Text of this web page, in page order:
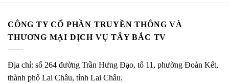
CÔNG TY CỔ PHẦN TRUYỀN THÔNG VÀ
THƯƠNG MẠI DỊCH VỤ TÂY BẮC TV
Địa chỉ: số 264 đường Trần Hưng Đạo, tổ 11, phường Đoàn Kết,
thành phố Lai Châu, tỉnh Lai Châu.